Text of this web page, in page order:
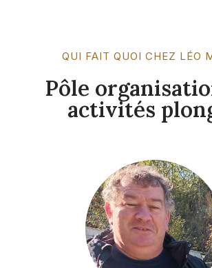
QUI FAIT QUOI CHEZ LÉO
Pôle
activités